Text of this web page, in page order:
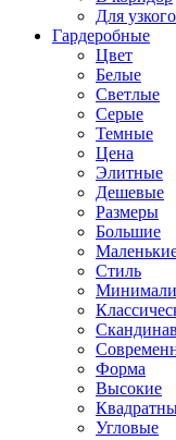
Для
Гардеробные
Цвет
Белые
Светлые
Серые
Темные
Цена
Элитные
Дешевые
Размеры
Большие
Стиль
Форма
Высокие
Угловые